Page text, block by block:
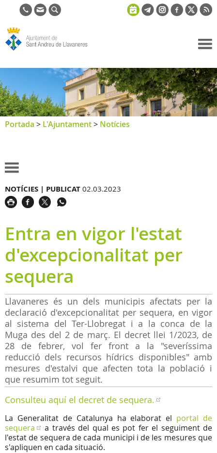
de Sant
Andreu de
Llavaneres
Portada > L'Ajuntament> Notícies
NOTÍCIES | PUBLICAT 02.03.2023
Entra en vigor l'estat
d'excepcionalitat per
sequera
Llavaneres és un dels municipis afectats per la
declaració d'excepcionalitat per sequera, en vigor
al sistema del Ter-Llobregat i a la conca de la
Muga des del 2 de març. El decret llei 1/2023, de
28 de febrer, vol fer front a la "severíssima
reducció dels recursos hídrics disponibles" amb
mesures d'estalvi que afecten tota la població i
que resumim tot seguit.
Consulteu aquí el decret de sequera.
La Generalitat de Catalunya ha elaborat el portal de
sequera
a través del qual es pot fer el seguiment de
l'estat de sequera de cada municipi i de les mesures que
s'apliquen en cada situació.